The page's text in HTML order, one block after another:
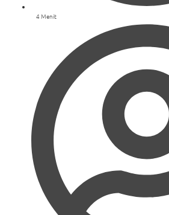
4 Menit